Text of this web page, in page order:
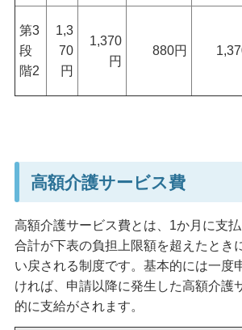
第3
段
階2
1,3
70
円
1,370
円
880円
高額介護サービス費
高額介護サービス費とは、1か月に支
合計が下表の負担上限額を超えたとき
い戻される制度です。基本的には一度
ければ、申請以降に発生した高額介護
的に支給がされます。